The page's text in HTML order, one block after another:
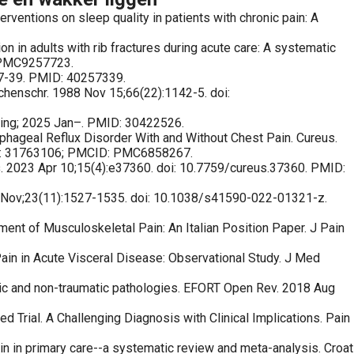
on sleep quality in patients with chronic pain: A
in adults with rib fractures during acute care: A systematic
39. PMID: 40257339.
1988 Nov 15;66(22):1142-5. doi:
2025 Jan–. PMID: 30422526.
Reflux Disorder With and Without Chest Pain. Cureus.
PMCID: PMC6858267.
Apr 10;15(4):e37360. doi: 10.7759/cureus.37360. PMID:
1535. doi: 10.1038/s41590-022-01321-z.
of Musculoskeletal Pain: An Italian Position Paper. J Pain
in Acute Visceral Disease: Observational Study. J Med
non-traumatic pathologies. EFORT Open Rev. 2018 Aug
Trial. A Challenging Diagnosis with Clinical Implications. Pain
in primary care--a systematic review and meta-analysis. Croat